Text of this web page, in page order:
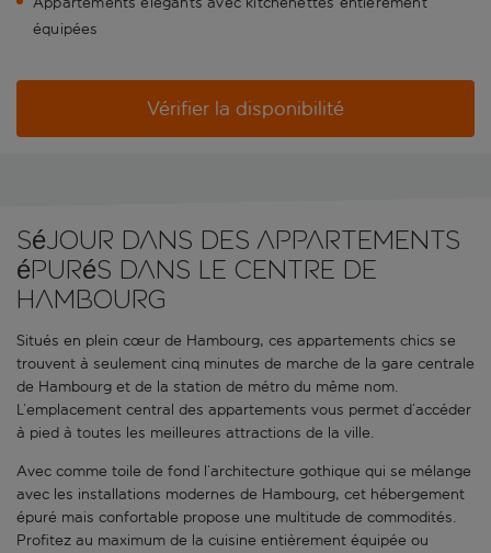
équipées
Vérifier la disponibilité
Séjour dans des appartements
épurés dans le centre de
Hambourg
Situés en plein cœur de Hambourg, ces appartements chics se
trouvent à seulement cinq minutes de marche de la gare centrale
de Hambourg et de la station de métro du même nom.
L’emplacement central des appartements vous permet d’accéder
à pied à toutes les meilleures attractions de la ville.
Avec comme toile de fond l’architecture gothique qui se mélange
avec les installations modernes de Hambourg, cet hébergement
épuré mais confortable propose une multitude de commodités.
Profitez au maximum de la cuisine entièrement équipée ou